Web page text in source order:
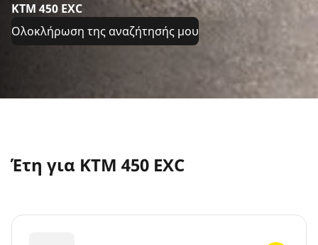
KTM 450 EXC
Ολοκλήρωση της αναζήτησής μου
Έτη για KTM 450 EXC